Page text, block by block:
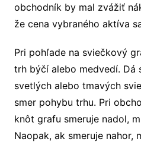
obchodník by mal zvážiť
že cena vybraného aktíva
Pri pohľade na sviečkový
trh býčí alebo medvedí.
svetlých alebo tmavých
smer pohybu trhu. Pri
knôt grafu smeruje nadol,
Naopak, ak smeruje nahor,